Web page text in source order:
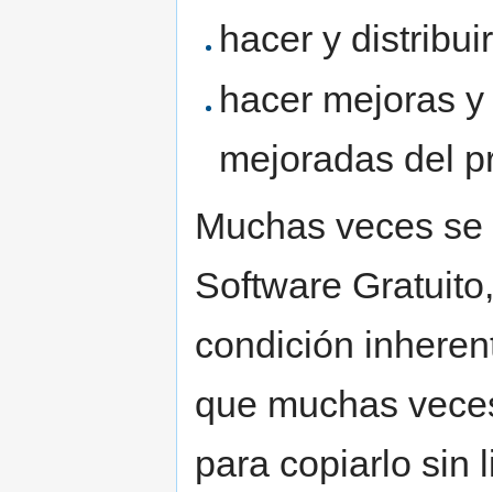
hacer y
hacer mejoras
mejoradas del
Muchas veces
Software
condición
que muchas
para copiarlo sin